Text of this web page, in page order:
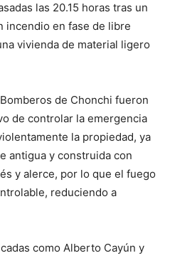
las 20.15 horas tras un
incendio en fase de libre
vivienda de material ligero
de Chonchi fueron
de controlar la emergencia
la propiedad, ya
antigua y construida con
y alerce, por lo que el fuego
reduciendo a
como Alberto Cayún y